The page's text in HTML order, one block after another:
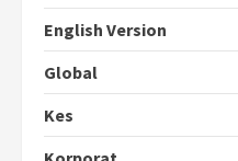
English Version
Global
Kes